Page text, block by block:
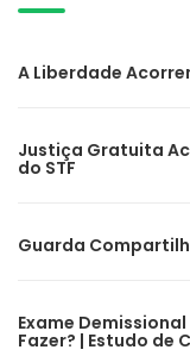
A Liberdade
Justiça Gratuita
do STF
Guarda
Exame
Fazer? | Estudo de